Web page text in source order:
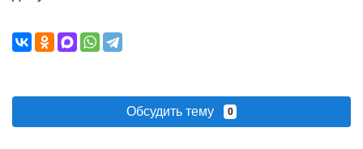
Обсудить тему 0